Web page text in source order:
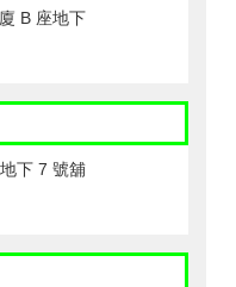
B 座地下
下 7 號舖